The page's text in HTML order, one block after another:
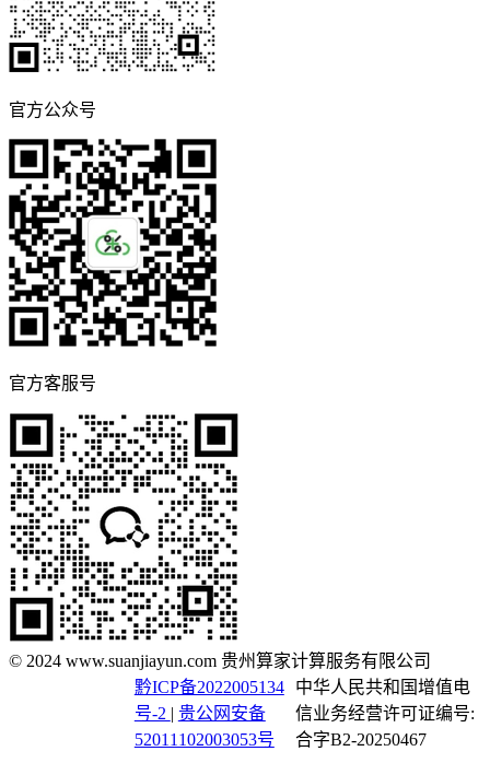
官方公众号
官方客服号
© 2024 www.suanjiayun.com 贵州算家计算服务有限公司
黔ICP备2022005134
号-2 | 贵公网安备
52011102003053号
中华人民共和国增值电
信业务经营许可证编号:
合字B2-20250467